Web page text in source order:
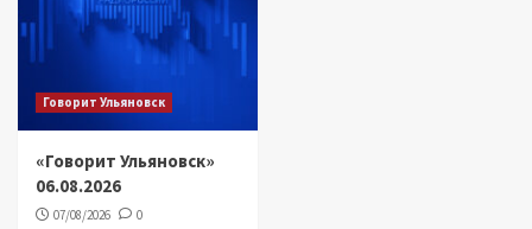
Говорит Ульяновск
«Говорит Ульяновск»
06.08.2026
07/08/2026 0